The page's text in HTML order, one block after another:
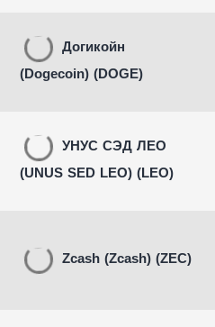
Догикойн
(Dogecoin) (DOGE)
УНУС СЭД ЛЕО
(UNUS SED LEO) (LEO)
Zcash (Zcash) (ZEC)